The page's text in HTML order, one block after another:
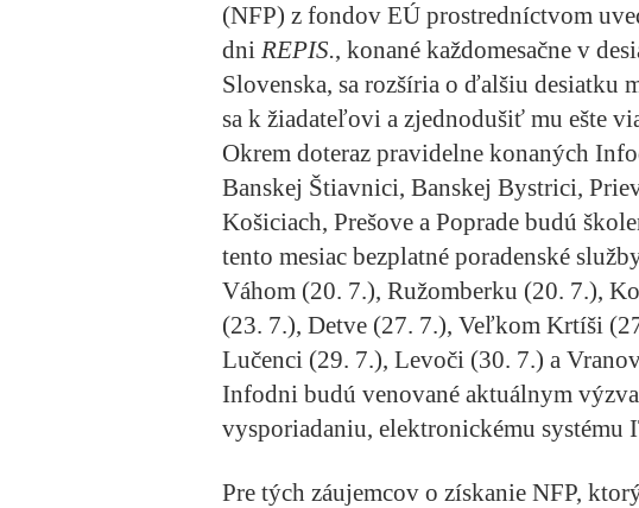
(NFP) z fondov EÚ prostredníctvom
dni REPIS., konané každomesačne v
Slovenska, sa rozšíria o ďalšiu
sa k žiadateľovi a zjednodušiť mu ešte
Okrem doteraz pravidelne konaných
Banskej Štiavnici, Banskej Bystrici,
Košiciach, Prešove a Poprade budú
tento mesiac bezplatné poradenské
Váhom (20. 7.), Ružomberku (20. 7.),
(23. 7.), Detve (27. 7.), Veľkom Krtíši
Lučenci (29. 7.), Levoči (30. 7.) a
Infodni budú venované aktuálnym
vysporiadaniu, elektronickému systému
Pre tých záujemcov o získanie NFP,